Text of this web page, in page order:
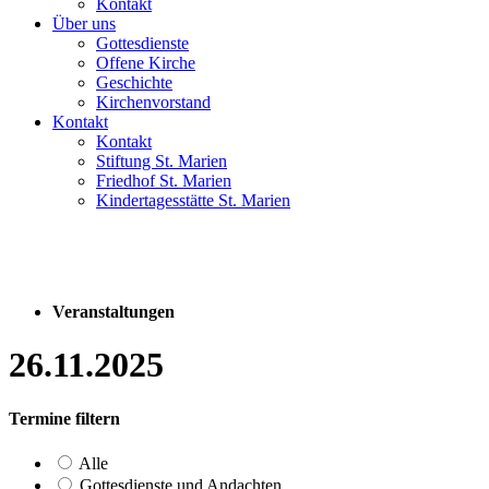
Kontakt
Über uns
Gottesdienste
Offene Kirche
Geschichte
Kirchenvorstand
Kontakt
Kontakt
Stiftung St. Marien
Friedhof St. Marien
Kindertagesstätte St. Marien
Veranstaltungen
26.11.2025
Termine filtern
Alle